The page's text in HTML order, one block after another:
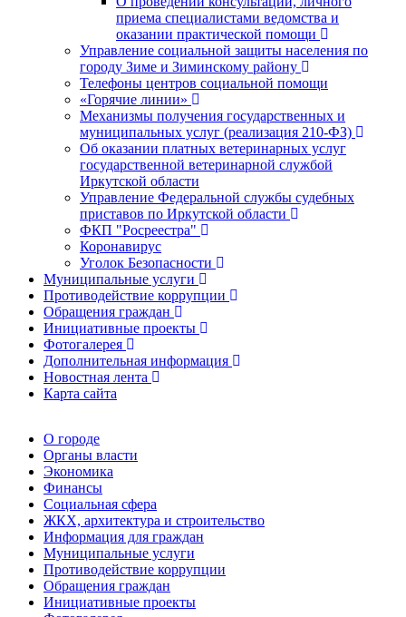
приема специалистами ведомства и
оказании практической помощи
Управление социальной защиты населения по
городу Зиме и Зиминскому району
Телефоны центров социальной помощи
«Горячие линии»
Механизмы получения государственных и
муниципальных услуг (реализация 210-ФЗ)
Об оказании платных ветеринарных услуг
государственной ветеринарной службой
Иркутской области
Управление Федеральной службы судебных
приставов по Иркутской области
ФКП "Росреестра"
Коронавирус
Уголок Безопасности
Муниципальные услуги
Противодействие коррупции
Обращения граждан
Инициативные проекты
Фотогалерея
Дополнительная информация
Новостная лента
Карта сайта
О городе
Органы власти
Экономика
Финансы
Социальная сфера
ЖКХ, архитектура и строительство
Информация для граждан
Муниципальные услуги
Противодействие коррупции
Обращения граждан
Инициативные проекты